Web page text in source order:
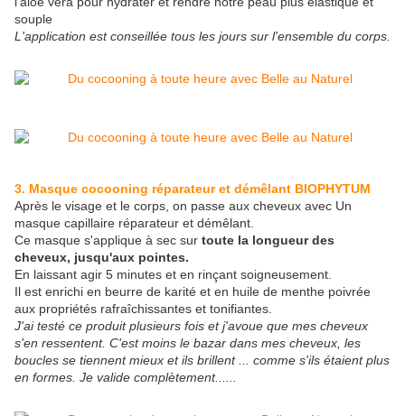
souple
L'application est conseillée tous les jours sur l'ensemble du corps.
3. Masque cocooning réparateur et démêlant BIOPHYTUM
Après le visage et le corps, on passe aux cheveux avec Un
masque capillaire réparateur et démêlant.
Ce masque s'applique à sec sur toute la longueur des
cheveux, jusqu'aux pointes.
En laissant agir 5 minutes et en rinçant soigneusement.
Il est enrichi en beurre de karité et en huile de menthe poivrée
aux propriétés rafraîchissantes et tonifiantes.
J'ai testé ce produit plusieurs fois et j'avoue que mes cheveux
s'en ressentent. C'est moins le bazar dans mes cheveux, les
boucles se tiennent mieux et ils brillent ... comme s'ils étaient plus
en formes. Je valide complètement......